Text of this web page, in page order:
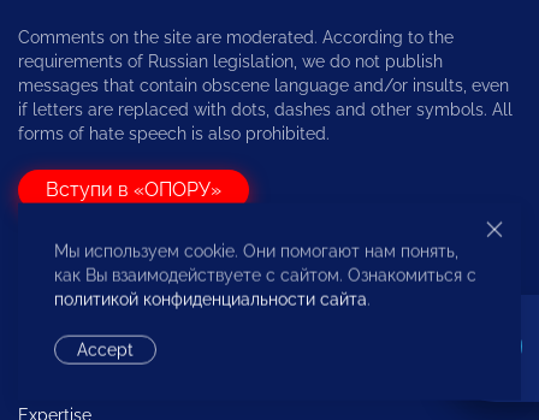
Comments on the site are moderated. According to the
requirements of Russian legislation, we do not publish
messages that contain obscene language and/or insults, even
if letters are replaced with dots, dashes and other symbols. All
forms of hate speech is also prohibited.
Вступи в «ОПОРУ»
About “OPORA RUSSIA”
Non-Profit Partnership “OPORA”
Committees and Commissions
Expertise
Мы используем cookie. Они помогают нам понять,
как Вы взаимодействуете с сайтом. Ознакомиться с
политикой конфиденциальности сайта.
Accept